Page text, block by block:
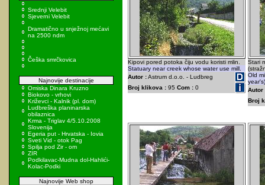
Srednji Velebit
Sjeverni Velebit
Dramatično u snježnoj mećavi
na 2500 ndm
Češka smrčkovica
Najnovije destinacije
Omiska Dinara Kruzno
Biokovo - vrhovi
Križevci - Kalnik (pl. dom)
Ludbreška planinarska
obilaznica
Krma - Triglav 4/5.10.2008
Slovenija
Egeria put - Hrvatska - Iovia
Sveti Vid - otok Pag
Spilja pod Zir - om
ZIR
Podkilavac-Mudna dol-Hahlići-
Kolac-Podki
Najnovije Web shop
Kipovi pored potoka čiju vodu koristi mlin.
Statuary near creek whose water use mill.
Autor :Astrum d.o.o. - Ludbreg
Broj klikova : 95 Com : 0
Stari
Old
Autor
Broj